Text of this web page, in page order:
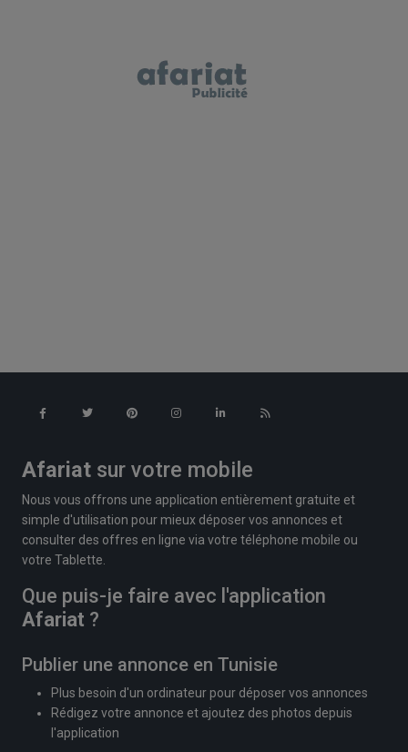
Afariat sur votre mobile
Nous vous offrons une application entièrement gratuite et
simple d'utilisation pour mieux déposer vos annonces et
consulter des offres en ligne via votre téléphone mobile ou
votre Tablette.
Que puis-je faire avec l'application
Afariat ?
Publier une annonce en Tunisie
Plus besoin d'un ordinateur pour déposer vos annonces
Rédigez votre annonce et ajoutez des photos depuis
l'application